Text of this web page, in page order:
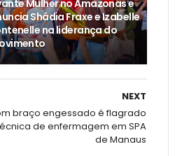
Mulher no Amazonas e
Shádia Fraxe e Izabelle
na liderança do
NEXT
braço engessado é flagrado
de enfermagem em SPA
de Manaus